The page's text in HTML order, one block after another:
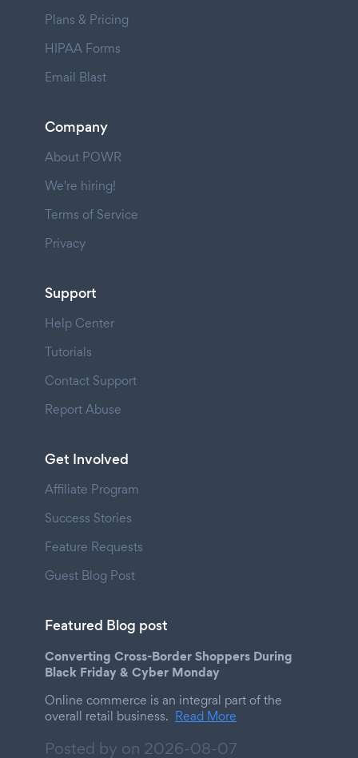
Plans & Pricing
HIPAA Forms
Email Blast
Company
About POWR
We're hiring!
Terms of Service
Privacy
Support
Help Center
Tutorials
Contact Support
Report Abuse
Get Involved
Affiliate Program
Success Stories
Feature Requests
Guest Blog Post
Featured Blog post
Converting Cross-Border Shoppers During
Black Friday & Cyber Monday
Online commerce is an integral part of the
overall retail business. Read More
Posted by on 2026-08-07